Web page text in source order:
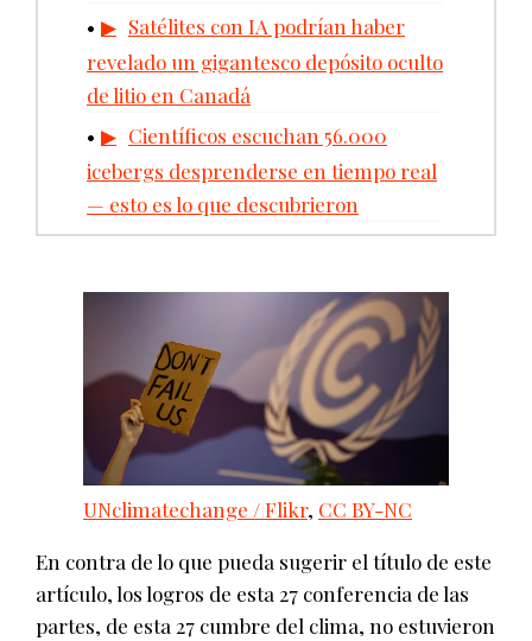
Satélites con IA podrían haber
revelado un gigantesco depósito oculto
de litio en Canadá
Científicos escuchan 56.000
icebergs desprenderse en tiempo real
— esto es lo que descubrieron
UNclimatechange / Flikr, CC BY-NC
En contra de lo que pueda sugerir el título de este
artículo, los logros de esta 27 conferencia de las
partes, de esta 27 cumbre del clima, no estuvieron